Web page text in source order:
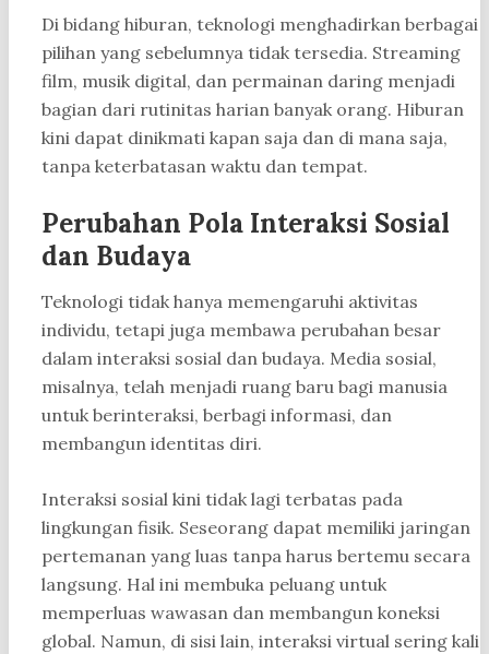
Di bidang hiburan, teknologi menghadirkan berbagai
pilihan yang sebelumnya tidak tersedia. Streaming
film, musik digital, dan permainan daring menjadi
bagian dari rutinitas harian banyak orang. Hiburan
kini dapat dinikmati kapan saja dan di mana saja,
tanpa keterbatasan waktu dan tempat.
Perubahan Pola Interaksi Sosial
dan Budaya
Teknologi tidak hanya memengaruhi aktivitas
individu, tetapi juga membawa perubahan besar
dalam interaksi sosial dan budaya. Media sosial,
misalnya, telah menjadi ruang baru bagi manusia
untuk berinteraksi, berbagi informasi, dan
membangun identitas diri.
Interaksi sosial kini tidak lagi terbatas pada
lingkungan fisik. Seseorang dapat memiliki jaringan
pertemanan yang luas tanpa harus bertemu secara
langsung. Hal ini membuka peluang untuk
memperluas wawasan dan membangun koneksi
global. Namun, di sisi lain, interaksi virtual sering kali